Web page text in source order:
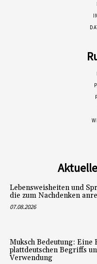
Lebensweisheiten und
die zum Nachdenken
07.08.2026
Muksch Bedeutung: Eine
plattdeutschen Begriffs
Verwendung